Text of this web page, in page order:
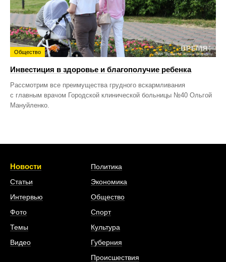
Общество
Инвестиция в здоровье и благополучие ребенка
Рассмотрим все преимущества грудного вскармливания
с главным врачом Городской клинической больницы №40 Ольгой
Мануйленко.
Новости
Статьи
Интервью
Фото
Темы
Видео
Политика
Экономика
Общество
Спорт
Культура
Губерния
Происшествия